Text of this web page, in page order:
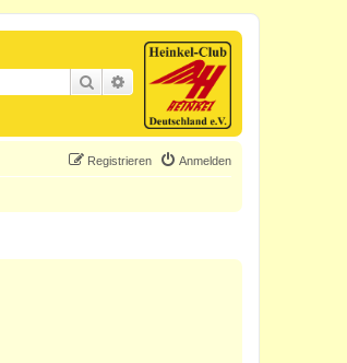
Suche Erweiterte Suche
Anmelden
Registrieren